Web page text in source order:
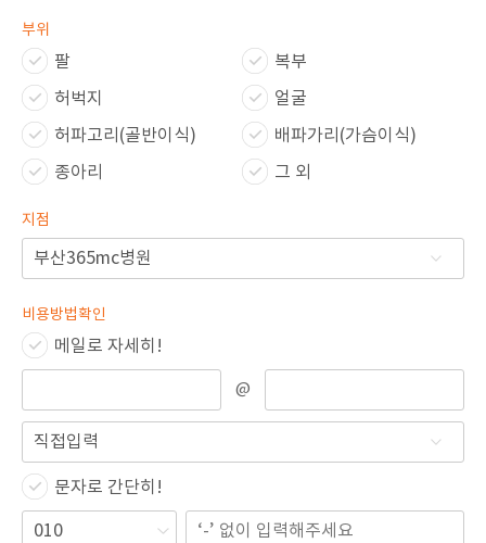
부위
팔
복부
허벅지
얼굴
허파고리(골반이식)
배파가리(가슴이식)
종아리
그 외
지점
비용방법확인
메일로 자세히!
@
문자로 간단히!